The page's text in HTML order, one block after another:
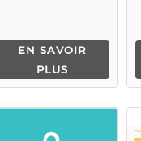
EN SAVOIR
PLUS